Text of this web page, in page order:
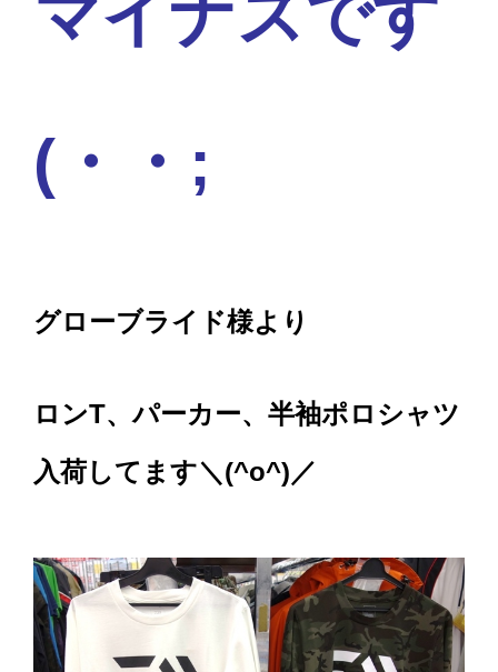
マイナスです
(・・;
グローブライド様より
ロンT、パーカー、 半袖ポロシャツ
入荷してます＼(^o^)／